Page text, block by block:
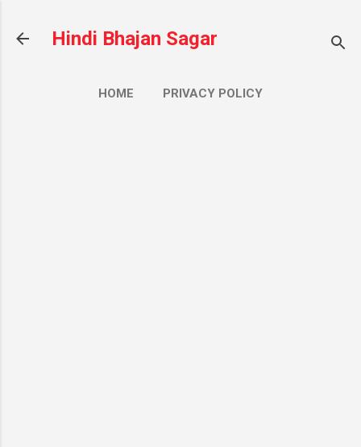
Hindi Bhajan Sagar
HOME PRIVACY POLICY